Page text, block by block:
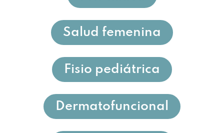
Salud femenina
Fisio pediátrica
Dermatofuncional